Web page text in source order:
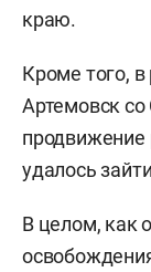
краю.
Кроме того,
Артемовск
продвижение
удалось
В целом, как